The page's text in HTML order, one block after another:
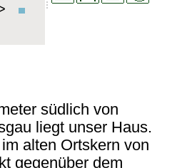
südlich von
liegt unser Haus.
alten Ortskern von
gegenüber dem